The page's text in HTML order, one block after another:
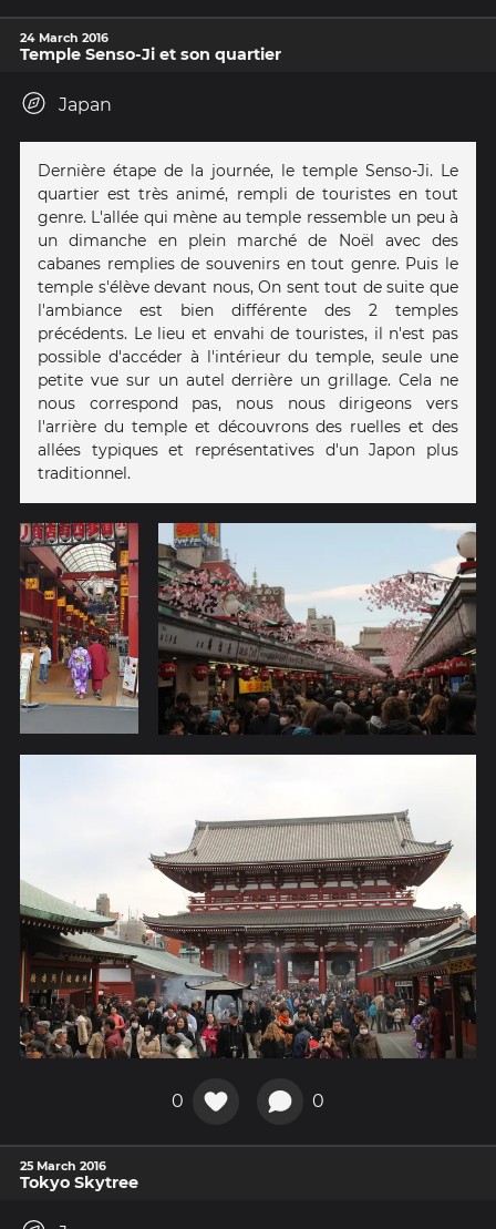
24 March 2016
Temple Senso-Ji et son quartier
Japan
Dernière étape de la journée, le temple Senso-Ji. Le
quartier est très animé, rempli de touristes en tout
genre. L'allée qui mène au temple ressemble un peu à
un dimanche en plein marché de Noël avec des
cabanes remplies de souvenirs en tout genre. Puis le
temple s'élève devant nous, On sent tout de suite que
l'ambiance est bien différente des 2 temples
précédents. Le lieu et envahi de touristes, il n'est pas
possible d'accéder à l'intérieur du temple, seule une
petite vue sur un autel derrière un grillage. Cela ne
nous correspond pas, nous nous dirigeons vers
l'arrière du temple et découvrons des ruelles et des
allées typiques et représentatives d'un Japon plus
traditionnel.
0 0
25 March 2016
Tokyo Skytree